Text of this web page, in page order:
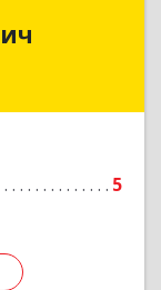
5
пр-т